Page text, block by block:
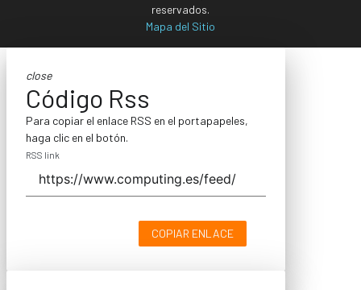
reservados.
Mapa del Sitio
close
Código Rss
Para copiar el enlace RSS en el portapapeles,
haga clic en el botón.
RSS link
COPIAR ENLACE